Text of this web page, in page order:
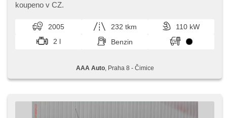
koupeno v CZ.
2005 232 tkm
110 kW
2 l
Benzin
AAA Auto, Praha 8 - Čimice